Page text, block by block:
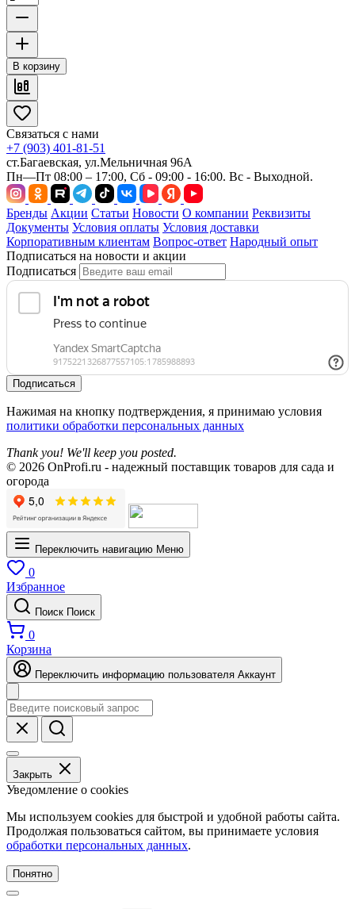
В корзину
Связаться с нами
+7 (903) 401-81-51
ст.Багаевская, ул.Мельничная 96А
Пн—Пт 08:00 – 17:00, Сб - 09:00 - 16:00. Вс - Выходной.
Бренды Акции Статьи Новости О компании Реквизиты
Документы Условия оплаты Условия доставки
Корпоративным клиентам Вопрос-ответ Народный опыт
Подписаться на новости и акции
Подписаться
Подписаться
Нажимая на кнопку подтверждения, я принимаю условия
политики обработки персональных данных
Thank you! We'll keep you posted.
© 2026 OnProfi.ru - надежный поставщик товаров для сада и
огорода
Переключить навигацию Меню
0
Избранное
Поиск Поиск
0
Корзина
Переключить информацию пользователя Аккаунт
Закрыть
Уведомление о cookies
Мы используем cookies для быстрой и удобной работы сайта.
Продолжая пользоваться сайтом, вы принимаете условия
обработки персональных данных.
Понятно